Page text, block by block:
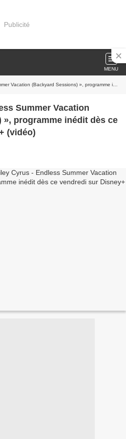
Publicité
MENU
Sessions) », programme inédit dès ce vendredi sur Disney+ (vidéo)
Summer Vacation
», programme inédit dès ce
(vidéo)